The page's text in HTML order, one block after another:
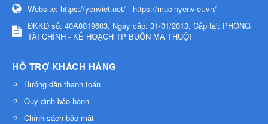
Website: https://yenviet.net/ - https://mucinyenviet.vn/
ĐKKD số: 40A8019603, Ngày cấp: 31/01/2013, Cấp tại: PHÒNG
TÀI CHÍNH - KẾ HOẠCH TP BUÔN MA THUỘT
HỖ TRỢ KHÁCH HÀNG
Hướng dẫn thanh toán
Quy định bảo hành
Chính sách bảo mật